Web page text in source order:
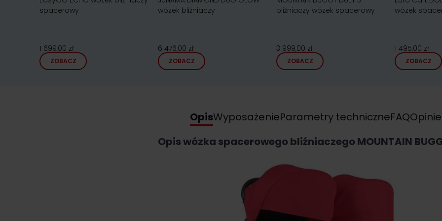
spacerowy
1 699,00 zł
ZOBACZ
wózek bliźniaczy
6 476,00 zł
ZOBACZ
bliźniaczy wózek spacerowy
3 999,00 zł
ZOBACZ
wózek
1 495,00 zł
ZOBACZ
Opis
Opis wózka spacerowego bliźniaczego MOUNTAIN
WyposażenieParametry techniczneFAQOpinie